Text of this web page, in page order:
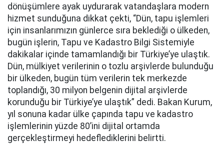
dönüşümlere ayak uydurarak vatandaşlara modern
hizmet sunduğuna dikkat çekti, “Dün, tapu işlemleri
için insanlarımızın günlerce sıra beklediği o ülkeden,
bugün işlerin, Tapu ve Kadastro Bilgi Sistemiyle
dakikalar içinde tamamlandığı bir Türkiye’ye ulaştık.
Dün, mülkiyet verilerinin o tozlu arşivlerde bulunduğu
bir ülkeden, bugün tüm verilerin tek merkezde
toplandığı, 30 milyon belgenin dijital arşivlerde
korunduğu bir Türkiye’ye ulaştık” dedi. Bakan Kurum,
yıl sonuna kadar ülke çapında tapu ve kadastro
işlemlerinin yüzde 80’ini dijital ortamda
gerçekleştirmeyi hedeflediklerini belirtti.